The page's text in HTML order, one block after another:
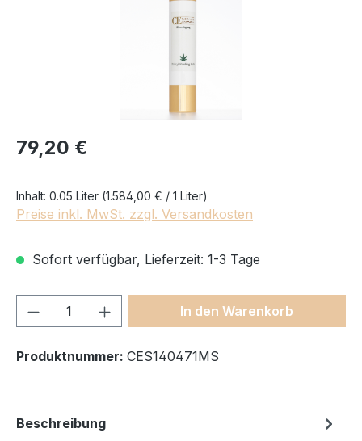
Regulärer Preis:
79,20 €
Inhalt: 0.05 Liter (1.584,00 € / 1 Liter)
Preise inkl. MwSt. zzgl. Versandkosten
Sofort verfügbar, Lieferzeit: 1-3 Tage
Produkt Anzahl: Gib denIn den Warenkorb
Produktnummer: CES140471MS
Beschreibung